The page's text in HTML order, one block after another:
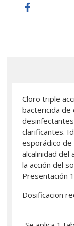
Cloro triple
bactericida de
clarificantes.
esporádico de
alcalinidad del
la acción del
Presentación
Dosificacion